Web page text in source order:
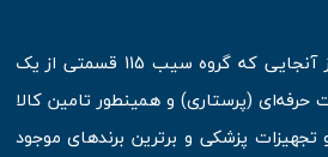
فروشگاه اینترنتی سیب 115 در اولین روزهای شروع قرن جدید ( فروردین 1401) کار خود را آغاز کرد. از آنجایی که گروه سیب 115 قسمتی از یک
(پرستاری) و همینطور تامین کالا
پزشکی و برترین برندهای موجود